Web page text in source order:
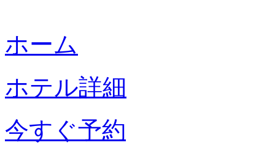
ホーム
ホテル詳細
今すぐ予約